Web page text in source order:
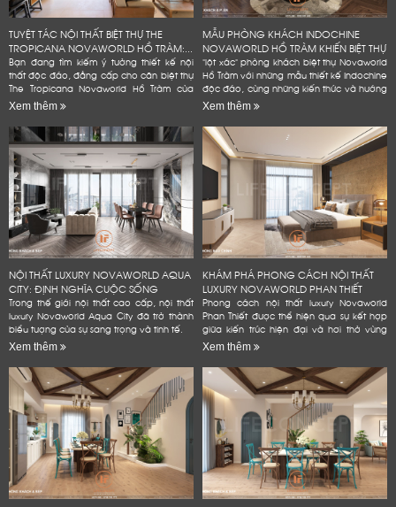
TUYỆT TÁC NỘI THẤT BIỆT THỰ THE
TROPICANA NOVAWORLD HỒ TRÀM:...
Bạn đang tìm kiếm ý tưởng thiết kế nội
thất độc đáo, đẳng cấp cho căn biệt thự
The Tropicana Novaworld Hồ Tràm của
mình? Hãy để Lifeconcept đồng hành
cùng bạn! Chúng tôi không...
Xem thêm
MẪU PHÒNG KHÁCH INDOCHINE
NOVAWORLD HỒ TRÀM KHIẾN BIỆT THỰ
"lột xác" phòng khách biệt thự Novaworld
Hồ Tràm với những mẫu thiết kế Indochine
độc đáo, cùng những kiến thức và hướng
dẫn chi tiết, dễ dàng áp dụng. Bạn
không cần phải là...
Xem thêm
NỘI THẤT LUXURY NOVAWORLD AQUA
CITY: ĐỊNH NGHĨA CUỘC SỐNG
ĐẲNG...
Trong thế giới nội thất cao cấp, nội thất
luxury Novaworld Aqua City đã trở thành
biểu tượng của sự sang trọng và tinh tế.
Xem thêm
KHÁM PHÁ PHONG CÁCH NỘI THẤT
LUXURY NOVAWORLD PHAN THIẾT
Phong cách nội thất luxury Novaworld
Phan Thiết được thể hiện qua sự kết hợp
giữa kiến trúc hiện đại và hơi thở vùng
biển.
Xem thêm